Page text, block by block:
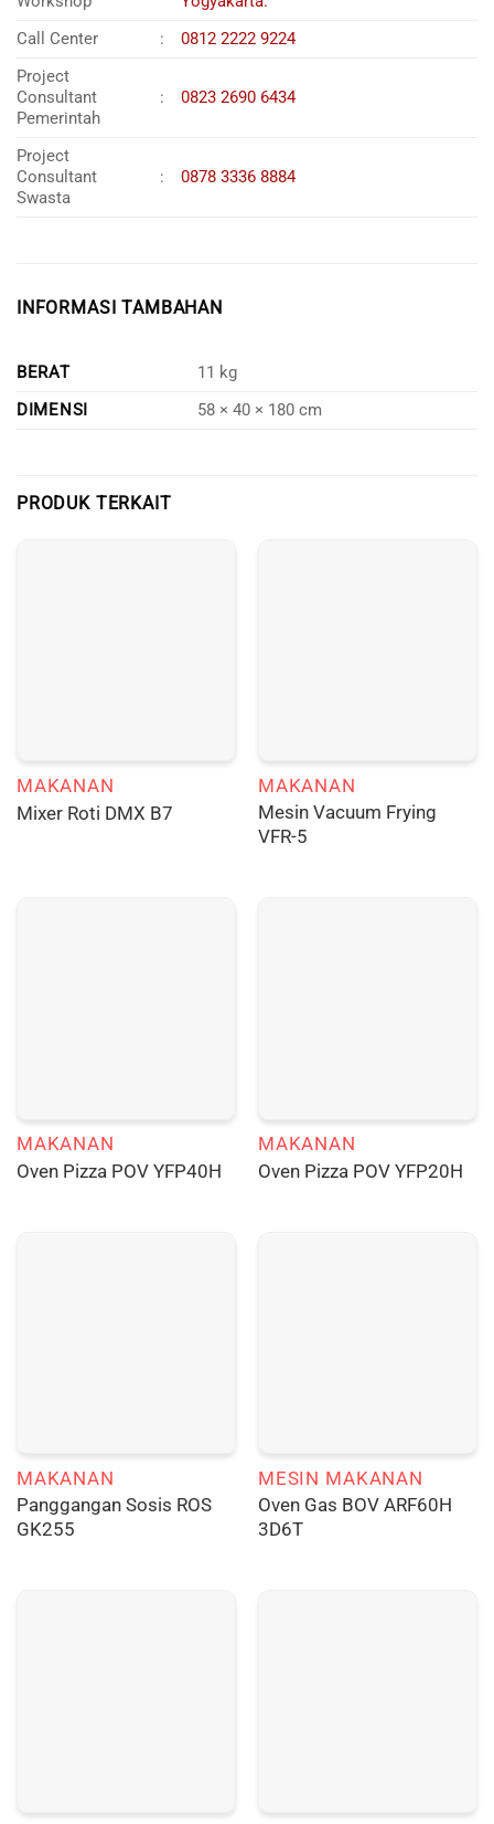
Call Center
:
0812 2222 9224
Project
Consultant
Pemerintah
: 0823 2690 6434
Project
Consultant
Swasta
: 0878 3336 8884
INFORMASI TAMBAHAN
BERAT
11 kg
DIMENSI
58 × 40 × 180 cm
PRODUK TERKAIT
MAKANAN
Mixer Roti DMX B7
MAKANAN
Mesin Vacuum Frying
VFR-5
MAKANAN
Oven Pizza POV YFP40H
MAKANAN
Oven Pizza POV YFP20H
MAKANAN
Panggangan Sosis ROS
GK255
MESIN MAKANAN
Oven Gas BOV ARF60H
3D6T